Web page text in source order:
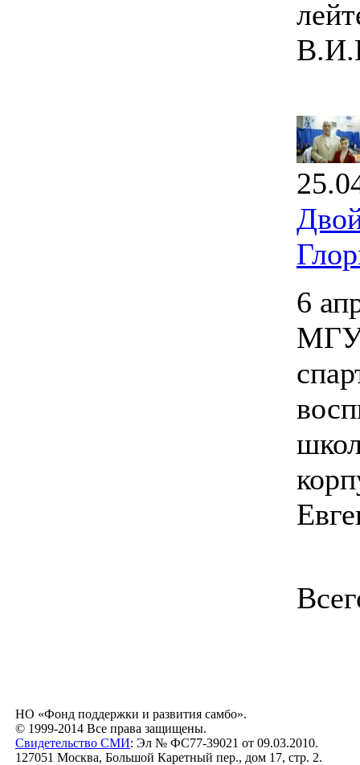
6
НО «Фонд поддержки и развития самбо».
© 1999-2014 Все права защищены.
Свидетельство СМИ: Эл № ФС77-39021 от 09.03.2010.
127051 Москва, Большой Каретный пер., дом 17, стр. 2.